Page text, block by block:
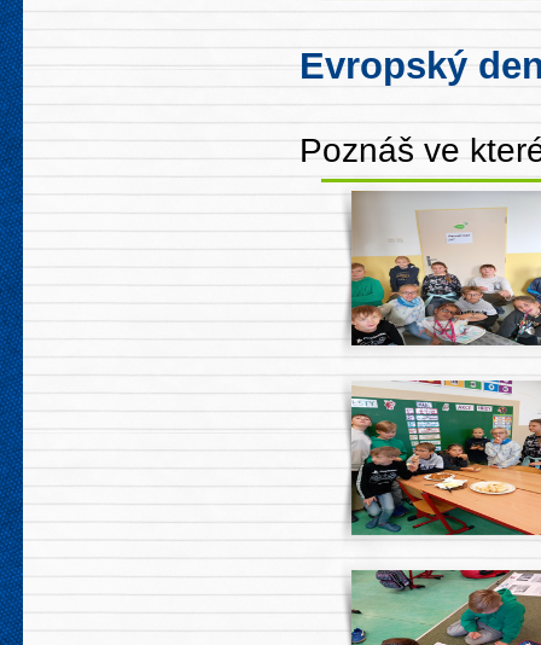
Evropský
Poznáš ve